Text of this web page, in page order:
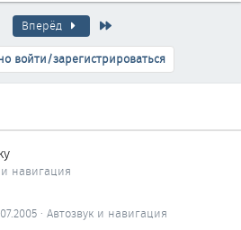
Вперёд
войти/зарегистрироваться
и навигация
Автозвук и навигация